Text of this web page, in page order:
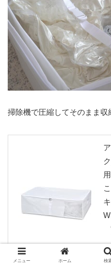
掃除機で圧縮してそのまま収
メニュー ホーム 検